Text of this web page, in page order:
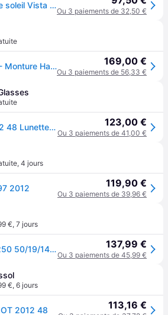
Ray-Ban - Lunettes de soleil Vista - unisex - Accessoires - Brun - Taille: 50 MM
Ou 3 paiements de 32,50 €
Ray-Ban Elliot Optics - Monture Havana Verres Incolore 50-19 polarisés 169,00 €
Ou 3 paiements de 56,33 €
Ray-Ban RX5397 2012 48 Lunettes De Vue Homme Ecailléesshell 123,00 €
Ou 3 paiements de 41,00 €
, 4 jours
2012 119,90 €
Ou 3 paiements de 39,96 €
€, 7 jours
Ray-ban Rx5397201250 50/19/145 Glasses Marron 137,99 €
Ou 3 paiements de 45,99 €
€, 6 jours
2012 48 113,16 €